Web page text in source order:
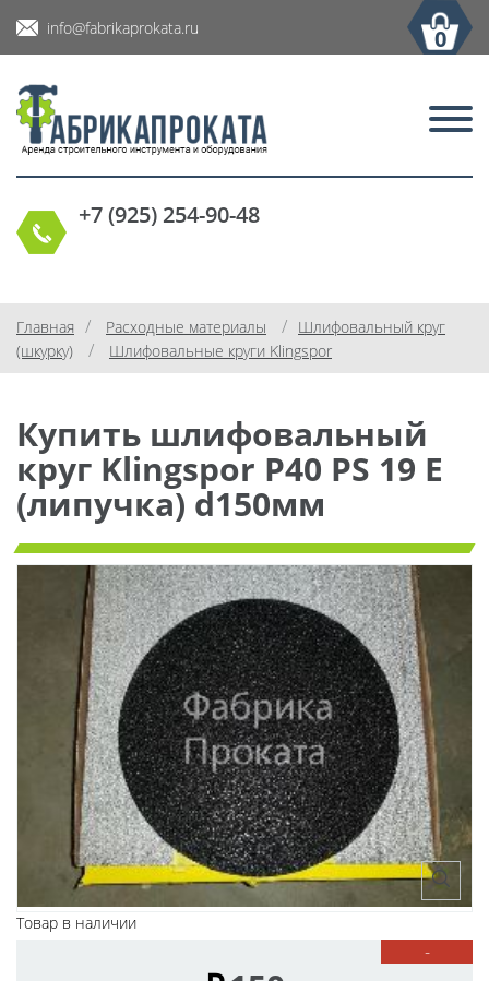
info@fabrikaprokata.ru 0
+7 (925) 254-90-48
Главная / Расходные материалы / Шлифовальный круг
(шкурку)
/ Шлифовальные круги Klingspor
Купить шлифовальный
круг Klingspor P40 PS 19 E
(липучка) d150мм
Товар в наличии
-